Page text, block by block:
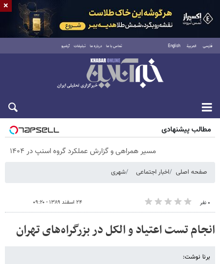
فارسی العربية English تماس با ما درباره ما تبلیغات آرشیو
پنجشنبه ۱۵ مرداد ۱۴۰۵
مطالب پیشنهادی
مسیر همراهی و گزارش عملکرد گروه اسنپ در ۱۴۰۴
صفحه اصلی اخبار اجتماعی شهری
۰ نفر ۲۴ اسفند ۱۳۸۹ - ۰۹:۲۰
انجام تست اعتیاد و الکل در بزرگراه‌های تهران
برنا نوشت:
×